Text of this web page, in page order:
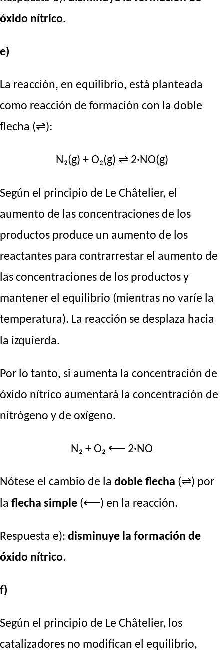
óxido nítrico.
e)
La reacción, en equilibrio, está planteada
como reacción de formación con la doble
flecha (⇌):
N₂(g) + O₂(g) ⇌ 2·NO(g)
Según el principio de Le Châtelier, el
aumento de las concentraciones de los
productos produce un aumento de los
reactantes para contrarrestar el aumento de
las concentraciones de los productos y
mantener el equilibrio (mientras no varíe la
temperatura). La reacción se desplaza hacia
la izquierda.
Por lo tanto, si aumenta la concentración de
óxido nítrico aumentará la concentración de
nitrógeno y de oxígeno.
N₂ + O₂ ⟵ 2·NO
Nótese el cambio de la doble flecha (⇌) por
la flecha simple (⟵) en la reacción.
Respuesta e): disminuye la formación de
óxido nítrico.
f)
Según el principio de Le Châtelier, los
catalizadores no modifican el equilibrio,